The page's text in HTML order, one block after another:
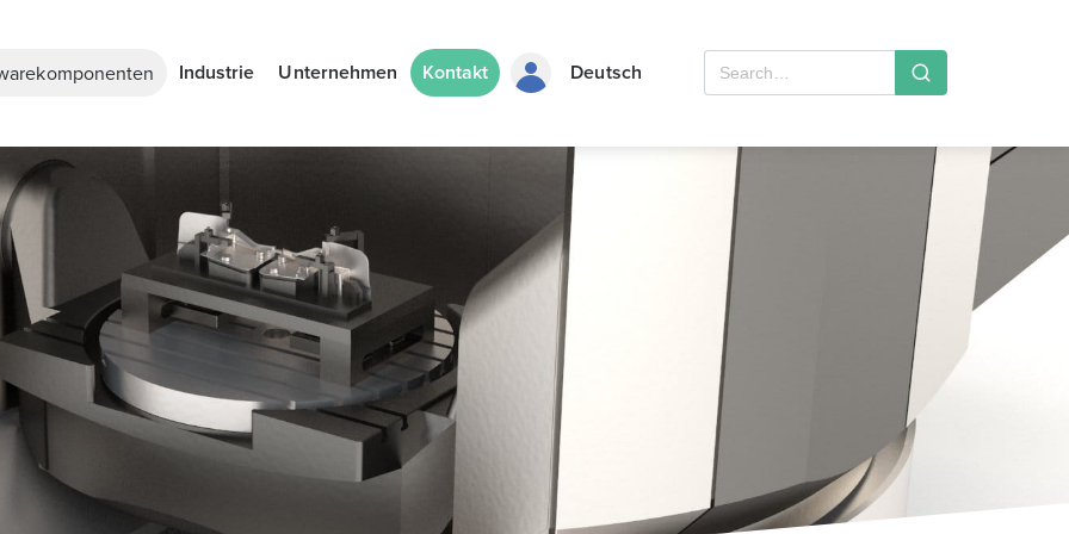
Industrie Unternehmen Kontakt Deutsch